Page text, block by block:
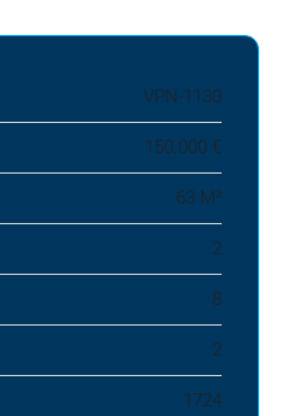
VPN-1130
150.000 €
63 M²
2
8
2
1724